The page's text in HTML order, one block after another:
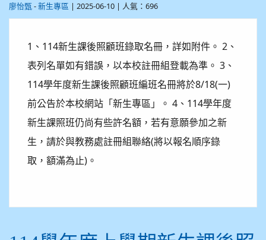
廖怡甄 - 新生專區 | 2025-06-10 | 人氣：696
1、114新生課後照顧班錄取名冊，詳如附件。 2、
表列名單如有錯誤，以本校註冊組登載為準。 3、
114學年度新生課後照顧班編班名冊將於8/18(一)
前公告於本校網站「新生專區」。 4、114學年度
新生課照班仍尚有些許名額，若有意願參加之新
生，請於與教務處註冊組聯絡(將以報名順序錄
取，額滿為止)。